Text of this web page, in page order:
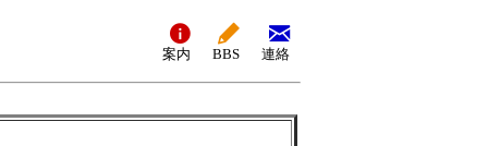
案内 BBS 連絡